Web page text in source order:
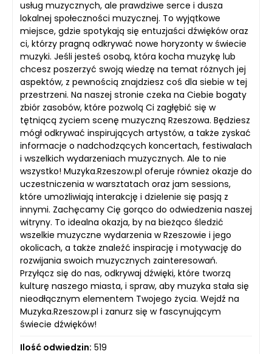
usług muzycznych, ale prawdziwe serce i dusza
lokalnej społeczności muzycznej. To wyjątkowe
miejsce, gdzie spotykają się entuzjaści dźwięków oraz
ci, którzy pragną odkrywać nowe horyzonty w świecie
muzyki. Jeśli jesteś osobą, która kocha muzykę lub
chcesz poszerzyć swoją wiedzę na temat różnych jej
aspektów, z pewnością znajdziesz coś dla siebie w tej
przestrzeni. Na naszej stronie czeka na Ciebie bogaty
zbiór zasobów, które pozwolą Ci zagłębić się w
tętniącą życiem scenę muzyczną Rzeszowa. Będziesz
mógł odkrywać inspirujących artystów, a także zyskać
informacje o nadchodzących koncertach, festiwalach
i wszelkich wydarzeniach muzycznych. Ale to nie
wszystko! Muzyka.Rzeszow.pl oferuje również okazje do
uczestniczenia w warsztatach oraz jam sessions,
które umożliwiają interakcję i dzielenie się pasją z
innymi. Zachęcamy Cię gorąco do odwiedzenia naszej
witryny. To idealna okazja, by na bieżąco śledzić
wszelkie muzyczne wydarzenia w Rzeszowie i jego
okolicach, a także znaleźć inspirację i motywację do
rozwijania swoich muzycznych zainteresowań.
Przyłącz się do nas, odkrywaj dźwięki, które tworzą
kulturę naszego miasta, i spraw, aby muzyka stała się
nieodłącznym elementem Twojego życia. Wejdź na
Muzyka.Rzeszow.pl i zanurz się w fascynującym
świecie dźwięków!
Ilość odwiedzin: 519